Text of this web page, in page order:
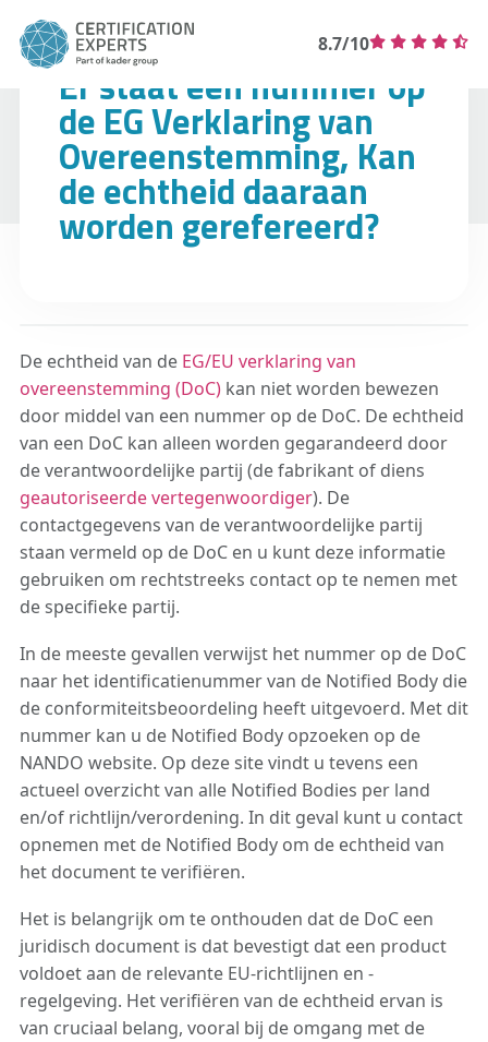
8.7/10
Er staat een nummer op
de EG Verklaring van
Overeenstemming, Kan
de echtheid daaraan
worden gerefereerd?
De echtheid van de EG/EU verklaring van
overeenstemming (DoC) kan niet worden bewezen
door middel van een nummer op de DoC. De echtheid
van een DoC kan alleen worden gegarandeerd door
de verantwoordelijke partij (de fabrikant of diens
geautoriseerde vertegenwoordiger). De
contactgegevens van de verantwoordelijke partij
staan ​​vermeld op de DoC en u kunt deze informatie
gebruiken om rechtstreeks contact op te nemen met
de specifieke partij.
In de meeste gevallen verwijst het nummer op de DoC
naar het identificatienummer van de Notified Body die
de conformiteitsbeoordeling heeft uitgevoerd. Met dit
nummer kan u de Notified Body opzoeken op de
NANDO website. Op deze site vindt u tevens een
actueel overzicht van alle Notified Bodies per land
en/of richtlijn/verordening. In dit geval kunt u contact
opnemen met de Notified Body om de echtheid van
het document te verifiëren.
Het is belangrijk om te onthouden dat de DoC een
juridisch document is dat bevestigt dat een product
voldoet aan de relevante EU-richtlijnen en -
regelgeving. Het verifiëren van de echtheid ervan is
van cruciaal belang, vooral bij de omgang met de